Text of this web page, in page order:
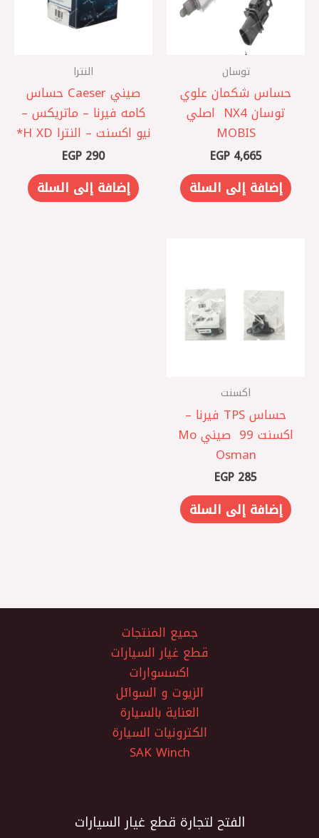
توسان
حساس شكمان علوي
توسان NX4 ‏ اصلي
MOBIS
EGP4,665
إضافة إلى السلة
النترا
صيني Caeser حساس
كامه فيرنا – ماتريكس –
نيو اكسنت – النترا XD ‏H*
EGP 290
إضافة إلى السلة
اكسنت
حساس TPS فيرنا –
اكسنت 99 ‏ صيني Mo
Osman
EGP 285
إضافة إلى السلة
جميع المنتجات
قطع غيار السيارات
اكسسوارات
الزيوت و السوائل
العناية بالسيارة
الكترونيات السيارة
SAK Winch
الفتح لتجارة قطع غيار السيارات